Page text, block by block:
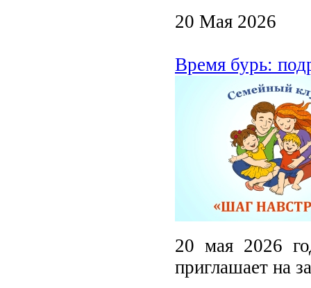
20 Мая 2026
Время бурь:
20 мая 2026
приглашает на